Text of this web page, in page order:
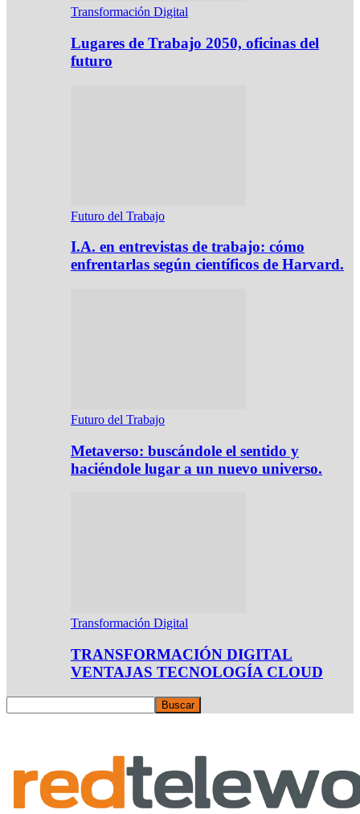
Transformación Digital
Lugares de Trabajo 2050, oficinas del
futuro
Futuro del Trabajo
I.A. en entrevistas de trabajo: cómo
enfrentarlas según científicos de Harvard.
Futuro del Trabajo
Metaverso: buscándole el sentido y
haciéndole lugar a un nuevo universo.
Transformación Digital
TRANSFORMACIÓN DIGITAL
VENTAJAS TECNOLOGÍA CLOUD